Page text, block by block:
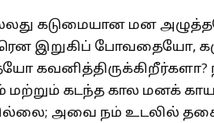
கடுமையான மன
இறுகிப் போவதையோ,
கவனித்திருக்கிறீர்களா?
மற்றும் கடந்த கால மனக்
அவை நம் உடலில்